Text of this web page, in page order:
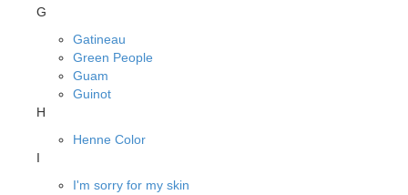
G
Gatineau
Green People
Guam
Guinot
H
Henne Color
I
I'm sorry for my skin